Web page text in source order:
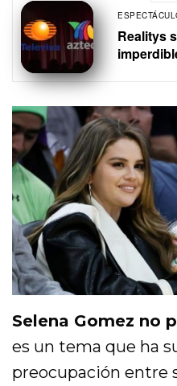
Realitys
Selena Gomez no
es un tema que ha
preocupación entre